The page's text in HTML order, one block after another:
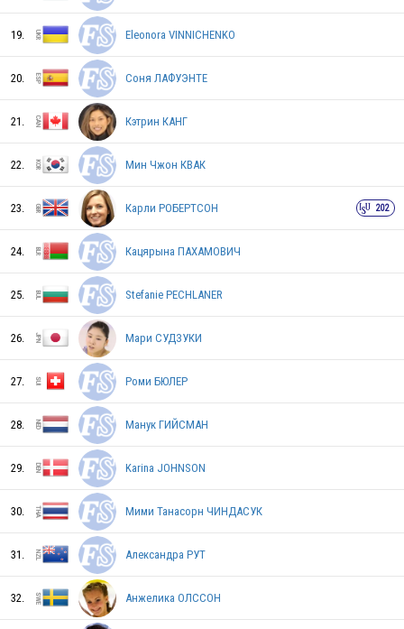
GEO
GER
SVK
RUS
GER
ITA
FRA
CAN
AUT
19. Eleonora VINNICHENKO
20. Соня ЛАФУЭНТЕ
21. Кэтрин КАНГ
22. Мин Чжон КВАК
23. Карли РОБЕРТСОН 202
24. Кацярына ПАХАМОВИЧ
25. Stefanie PECHLANER
26. Мари СУДЗУКИ
27. Роми БЮЛЕР
28. Манук ГИЙСМАН
29. Karina JOHNSON
30. Мими Танасорн ЧИНДАСУК
31. Александра РУТ
32. Анжелика ОЛССОН